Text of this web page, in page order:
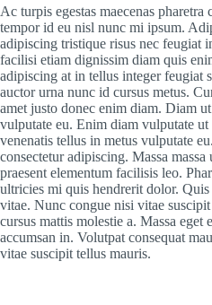
Ac turpis egestas maecenas
tempor id eu nisl nunc mi ipsum.
adipiscing tristique risus nec feugiat
facilisi etiam dignissim diam quis
adipiscing at in tellus integer feugiat
auctor urna nunc id cursus metus.
amet justo donec enim diam. Diam
vulputate eu. Enim diam vulputate ut
venenatis tellus in metus vulputate
consectetur adipiscing. Massa
praesent elementum facilisis leo.
ultricies mi quis hendrerit dolor.
vitae. Nunc congue nisi vitae
cursus mattis molestie a. Massa eget
accumsan in. Volutpat consequat
vitae suscipit tellus mauris.